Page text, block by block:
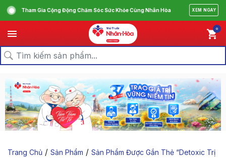
Tham Gia Cộng Động Chăm Sóc Sức Khỏe Cùng Nhân Hòa XEM NGAY
0
Trang Chủ / Sản Phẩm / Sản Phẩm Được Gắn Thẻ “detoxic Trị